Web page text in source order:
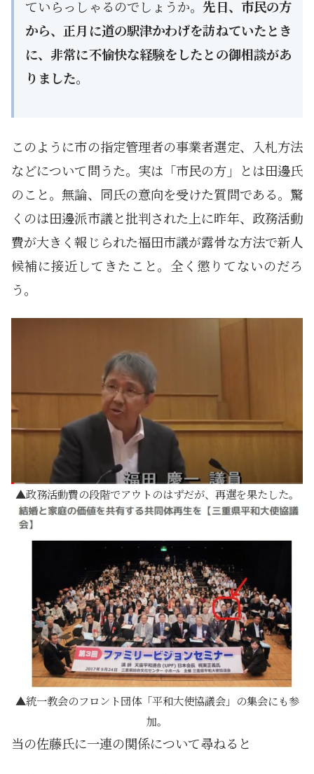
ていらっしゃるのでしょうか。先日、市民の方
から、正月に道の駅津かわげを訪ねていたとき
に、非常に不愉快な経験をしたとの御相談があ
りました。
このように市の指定管理者の事業者選定、入札方法
などについて問うた。実は「市民の方」とは田邊氏
のこと。無論、同氏の意向を受けた質問である。驚
くのは田邊派市議と批判された上に昨年、政務活動
費が大きく報じられた福田市議が露骨な方法で新人
候補に接近してきたこと。全く懲りてないのだろ
う。
政務活動費の段階でアウトのはずだが、再選を果たした。
統一教会のフロント団体「平和大使協議会」の集会にも参
加。
当の佐藤氏に一連の関係について尋ねると